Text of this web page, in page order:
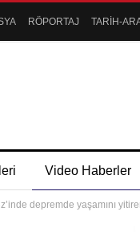
RÖPORTAJ TARİH-
Video Haberler
depremde yaşamını